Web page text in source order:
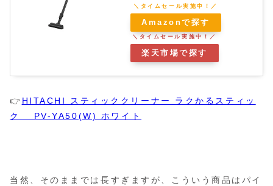
Amazonで探す
楽天市場で探す
👉 HITACHI スティッククリーナー ラクかるスティッ
ク PV-YA50(W) ホワイト
当然、そのままでは長すぎますが、こういう商品はパイ